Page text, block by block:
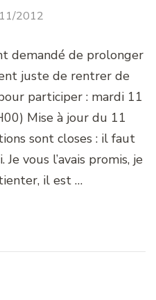
2012
demandé de prolonger
juste de rentrer de
participer : mardi 11
Mise à jour du 11
sont closes : il faut
vous l’avais promis, je
il est …